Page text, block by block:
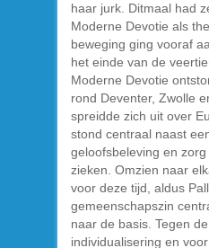
haar jurk. Ditmaal had
Moderne Devotie als
beweging ging vooraf
het einde van de
Moderne Devotie
rond Deventer, Zwolle
spreidde zich uit over
stond centraal naast
geloofsbeleving en
zieken. Omzien naar
voor deze tijd, aldus
gemeenschapszin
naar de basis. Tegen
individualisering en